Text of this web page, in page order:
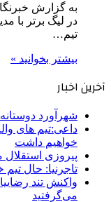
به گزارش
در لیگ برتر با
تیم…
بیشتر بخوانید »
آخرین اخبار
شهرآورد
داعی:تیم های
خواهیم داشت
پیروزی استقلال
تاجرنیا: حال
واکنش تند
می‌گرفتید